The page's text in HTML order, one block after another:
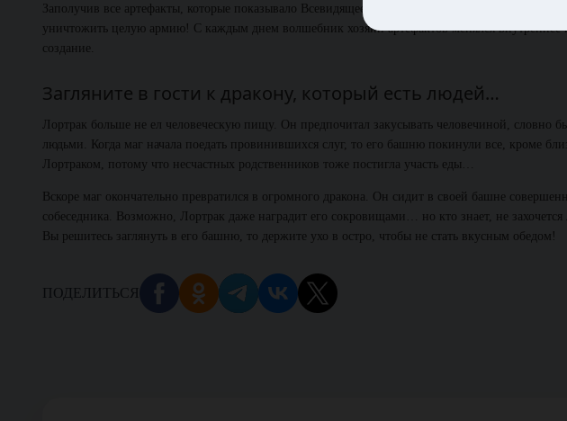
Заполучив все артефакты, которые показывало Всевидящее око, Лортрак извлек их силу и
уничтожить целую армию! С каждым днем волшебник хозяин артефактов менялся
создание.
Загляните в гости к дракону, который есть людей…
Лортрак больше не ел человеческую пищу. Он предпочитал закусывать человечиной, словно
людьми. Когда маг начала поедать провинившихся слуг, то его башню покинули все, кроме
Лортраком, потому что несчастных родственников тоже постигла участь еды…
Вскоре маг окончательно превратился в огромного дракона. Он сидит в своей башне
собеседника. Возможно, Лортрак даже наградит его сокровищами… но кто знает, не
Вы решитесь заглянуть в его башню, то держите ухо в остро, чтобы не стать вкусным обедом!
ПОДЕЛИТЬСЯ